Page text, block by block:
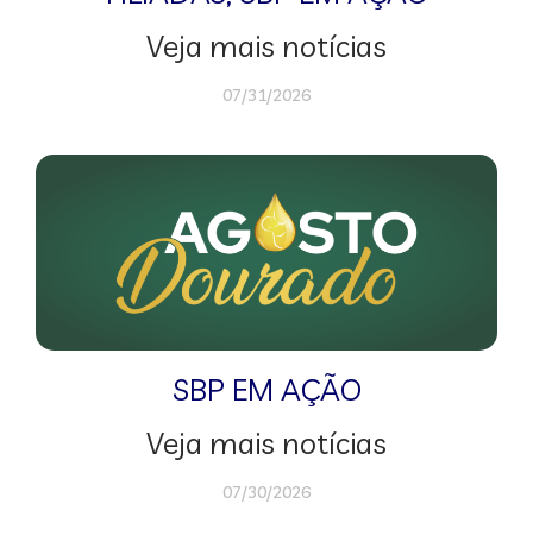
Veja mais notícias
07/31/2026
SBP EM AÇÃO
Veja mais notícias
07/30/2026